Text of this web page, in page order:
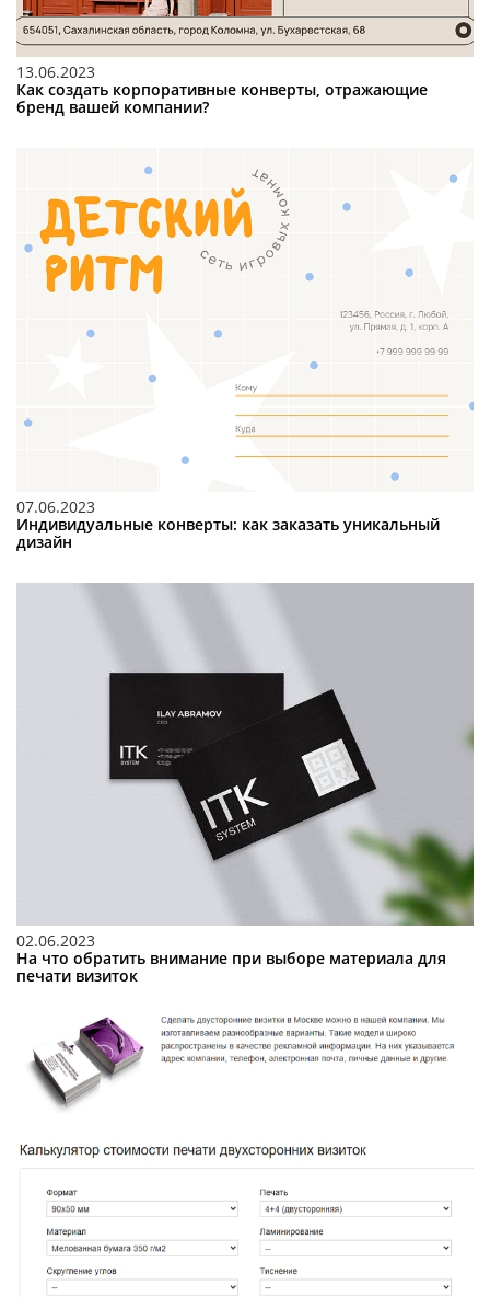
13.06.2023
Как создать корпоративные конверты, отражающие
бренд вашей компании?
07.06.2023
Индивидуальные конверты: как заказать уникальный
дизайн
02.06.2023
На что обратить внимание при выборе материала для
печати визиток